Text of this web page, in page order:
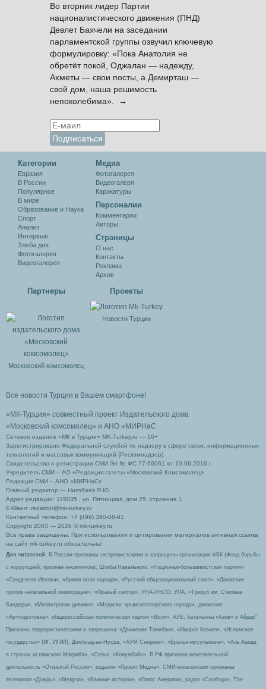
Во вторник лидер Партии
националистического движения (ПНД)
Девлет Бахчели на заседании
парламентской группы озвучил ключевую
формулировку: «Пока Анатолия не
обретёт покой, Оджалан — надежду,
Ахметы — свои посты, а Демирташ —
свой дом, наша решимость
непоколебима». →
Категории
Евразия
В России
Популярное
В мире
Образование и Наука
Спорт
Анализ
Интервью
Злоба дня
Фотогалерея
Видеогалерея
Медиа
Фотогалерея
Видеогалеря
Карикатуры
Персоналии
Комментарии
Авторы
Cтраницы
О нас
Контакты
Реклама
Архив
Партнеры
Московский комсомолец
Проекты
Новости Турции
Все новости Турции в Вашем смартфоне!
«МК-Турция» совместный проект Издательского дома
«Московский комсомолец» и АНО «МИРНаС
Сетевое издание «МК в Турции» MK-Turkey.ru — 16+
Зарегистрировано Федеральной службой по надзору в сфере связи, информационных
технологий и массовых коммуникаций (Роскомнадзор).
Свидетельство о регистрации СМИ Эл № ФС 77-66061 от 10.06.2016 г.
Учредитель СМИ – АО «Редакция газеты «Московский Комсомолец»
Редакция СМИ – АНО «МИРНаС»
Главный редактор — Ниязбаев Я.Ю.
Адрес редакции: 115035 , ул. Пятницкая, дом 25, строение 1.
Е-Маил: redaktor@mk-turkey.ru
Контактный телефон: +7 (499) 390-08-91
Copyright 2003 — 2026 © mk-turkey.ru
Все права защищены. При использовании и цитировании материалов активная ссылка
на сайт mk-turkey.ru обязательна!
Для читателей : В России признаны экстремистскими и запрещены организации ФБК (Фонд борьбы
с коррупцией, признан иноагентом), Штабы Навального, «Национал-большевистская партия»,
«Свидетели Иеговы», «Армия воли народа», «Русский общенациональный союз», «Движение
против нелегальной иммиграции», «Правый сектор», УНА-УНСО, УПА, «Тризуб им. Степана
Бандеры», «Мизантропик дивижн», «Меджлис крымскотатарского народа», движение
«Артподготовка», общероссийская политическая партия «Воля», АУЕ, батальоны «Азов» и Айдар″.
Признаны террористическими и запрещены: «Движение Талибан», «Имарат Кавказ», «Исламское
государство» (ИГ, ИГИЛ), Джебхад-ан-Нусра, «АУМ Синрике», «Братья-мусульмане», «Аль-Каида
в странах исламского Магриба», «Сеть», «Колумбайн». В РФ признана нежелательной
деятельность «Открытой России», издания «Проект Медиа». СМИ-иноагентами признаны:
телеканал «Дождь», «Медуза», «Важные истории», «Голос Америки», радио «Свобода», The